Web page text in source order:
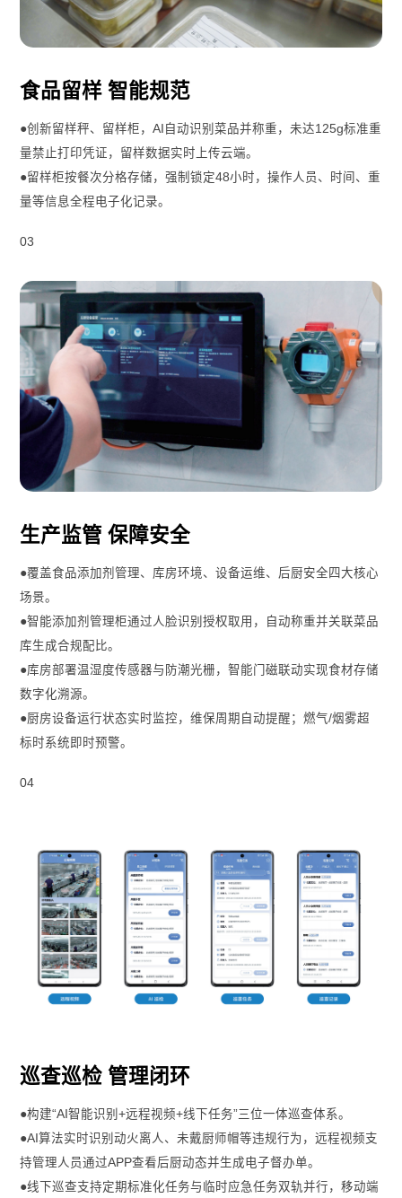
食品留样 智能规范
●创新留样秤、留样柜，AI自动识别菜品并称重，未达125g标准重
量禁止打印凭证，留样数据实时上传云端。
●留样柜按餐次分格存储，强制锁定48小时，操作人员、时间、重
量等信息全程电子化记录。
03
生产监管 保障安全
●覆盖食品添加剂管理、库房环境、设备运维、后厨安全四大核心
场景。
●智能添加剂管理柜通过人脸识别授权取用，自动称重并关联菜品
库生成合规配比。
●库房部署温湿度传感器与防潮光栅，智能门磁联动实现食材存储
数字化溯源。
●厨房设备运行状态实时监控，维保周期自动提醒；燃气/烟雾超
标时系统即时预警。
04
巡查巡检 管理闭环
●构建“AI智能识别+远程视频+线下任务”三位一体巡查体系。
●AI算法实时识别动火离人、未戴厨师帽等违规行为，远程视频支
持管理人员通过APP查看后厨动态并生成电子督办单。
●线下巡查支持定期标准化任务与临时应急任务双轨并行，移动端